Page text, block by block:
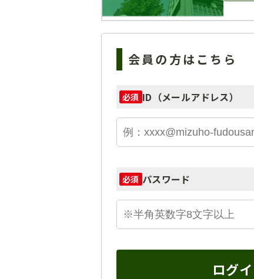
会員の方はこちら
必須 ID（メールアドレス）
必須 パスワード
ログ